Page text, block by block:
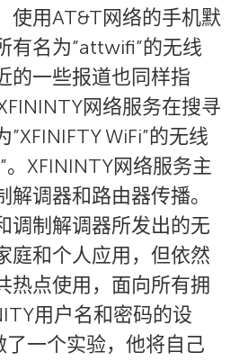
使用AT&T网络的手机默
有名为”attwifi”的无线
的一些报道也同样指
网络服务在搜寻
WiFi”的无线
。XFININTY网络服务主
调器和路由器传播。
调制解调器所发出的无
庭和个人应用，但依然
热点使用，面向所有拥
用户名和密码的设
一个实验，他将自己